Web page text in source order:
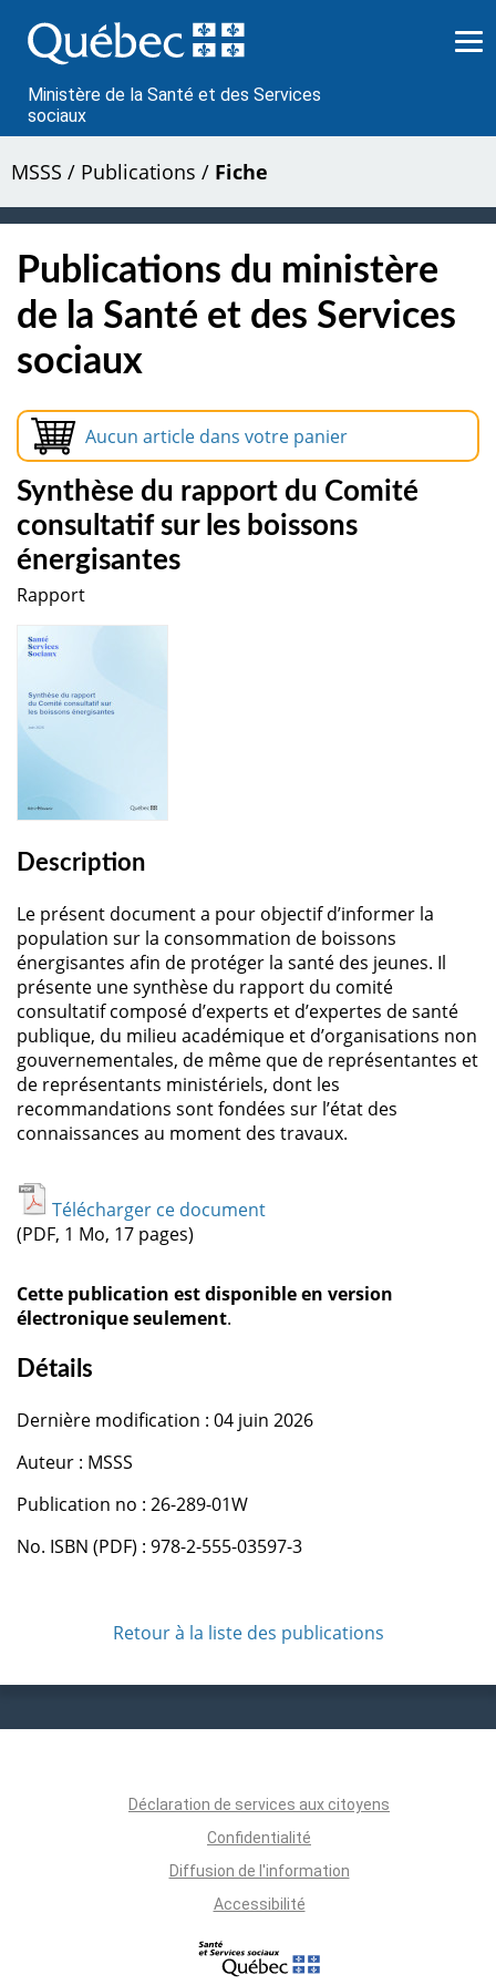
au
contenu
Ministère de la Santé et des Services
sociaux
MSSS / Publications / Fiche
Publications du ministère
de la Santé et des Services
sociaux
Aucun article dans votre panier
Synthèse du rapport du Comité
consultatif sur les boissons
énergisantes
Rapport
Description
Le présent document a pour objectif d’informer la
population sur la consommation de boissons
énergisantes afin de protéger la santé des jeunes. Il
présente une synthèse du rapport du comité
consultatif composé d’experts et d’expertes de santé
publique, du milieu académique et d’organisations non
gouvernementales, de même que de représentantes et
de représentants ministériels, dont les
recommandations sont fondées sur l’état des
connaissances au moment des travaux.
Télécharger ce document
(PDF, 1 Mo, 17 pages)
Cette publication est disponible en version
électronique seulement.
Détails
Dernière modification : 04 juin 2026
Auteur : MSSS
Publication no : 26-289-01W
No. ISBN (PDF) : 978-2-555-03597-3
Retour à la liste des publications
Déclaration de services aux citoyens
Confidentialité
Diffusion de l'information
Accessibilité